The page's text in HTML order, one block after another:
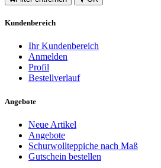
Kundenbereich
Ihr Kundenbereich
Anmelden
Profil
Bestellverlauf
Angebote
Neue Artikel
Angebote
Schurwollteppiche nach Maß
Gutschein bestellen